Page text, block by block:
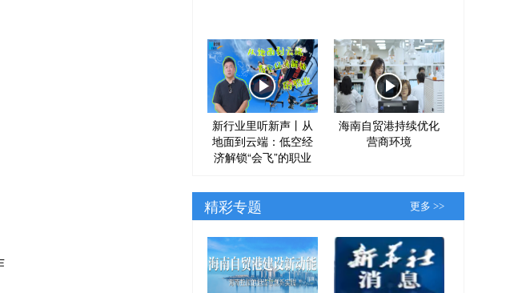
新行业里听新声丨从
地面到云端：低空经
济解锁“会飞”的职业
海南自贸港持续优化
营商环境
精彩专题 更多 >>